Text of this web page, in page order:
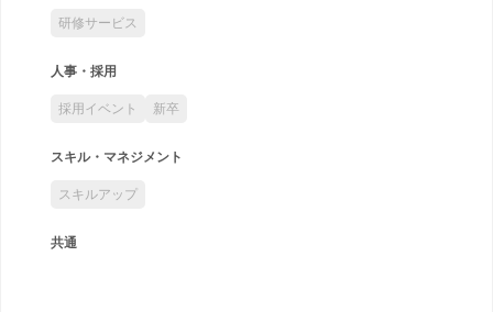
研修サービス
人事・採用
採用イベント 新卒
スキル・マネジメント
スキルアップ
共通